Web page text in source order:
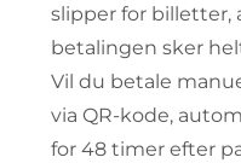
slipper for billetter,
betalingen sker
Vil du betale
via QR-kode,
for 48 timer efter